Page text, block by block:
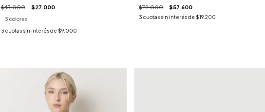
$43.000 $27.000
3 colores
3 cuotas sin interés de $9.000
$79.000 $57.600
3 cuotas sin interés de $19.200